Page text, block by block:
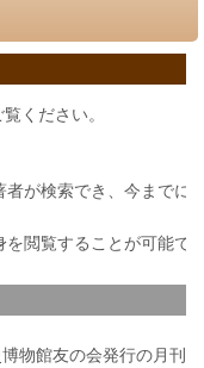
ください。
が検索でき、今までに
閲覧することが可能で
物館友の会発行の月刊